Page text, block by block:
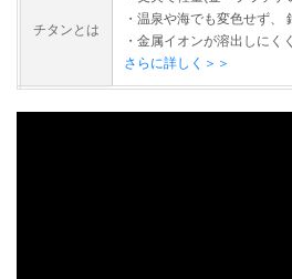
チタンとは
・温泉や海でも変色せず、
・金属イオンが溶出しに
さらに詳しく＞＞